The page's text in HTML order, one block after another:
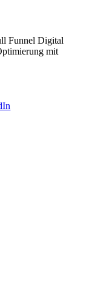
Funnel Digital
mit